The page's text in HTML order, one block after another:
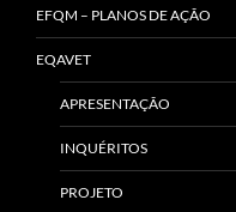
EFQM – PLANOS DE AÇÃO
EQAVET
APRESENTAÇÃO
INQUÉRITOS
PROJETO